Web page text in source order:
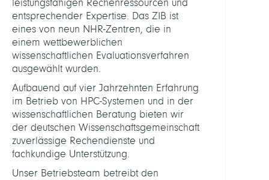
leistungsfähigen Rechenressourcen und
entsprechender Expertise. Das ZIB ist
eines von neun NHR-Zentren, die in
einem wettbewerblichen
wissenschaftlichen Evaluationsverfahren
ausgewählt wurden.
Aufbauend auf vier Jahrzehnten Erfahrung
im Betrieb von HPC-Systemen und in der
wissenschaftlichen Beratung bieten wir
der deutschen Wissenschaftsgemeinschaft
zuverlässige Rechendienste und
fachkundige Unterstützung.
Unser Betriebsteam betreibt den